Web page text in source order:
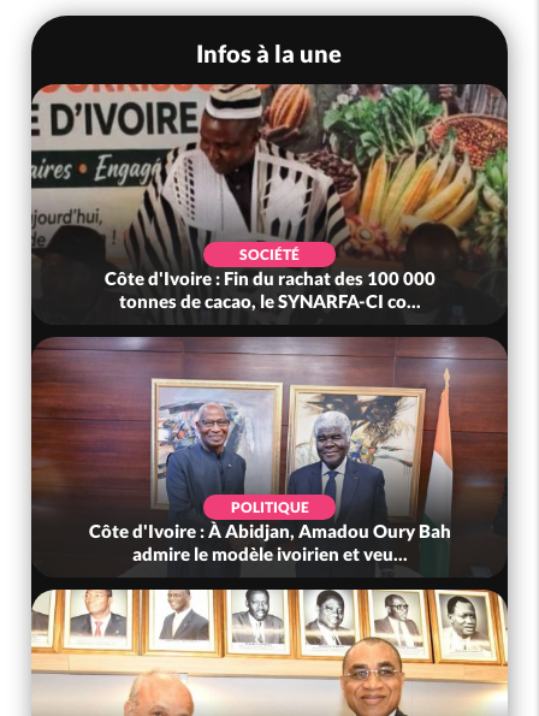
Infos à la une
SOCIÉTÉ
Côte d'Ivoire : Fin du rachat des 100 000
tonnes de cacao, le SYNARFA-CI co...
POLITIQUE
Côte d'Ivoire : À Abidjan, Amadou Oury Bah
admire le modèle ivoirien et veu...